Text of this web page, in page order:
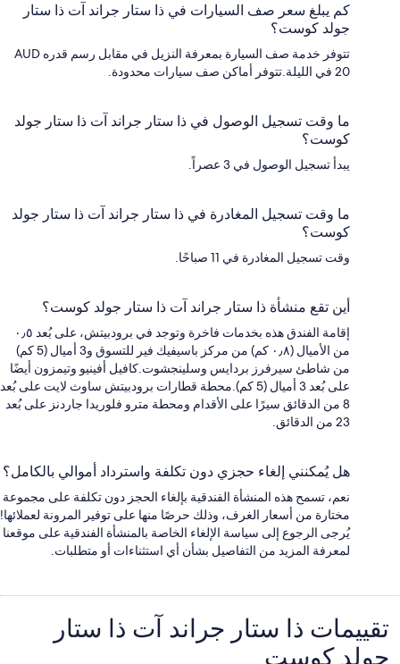
كم يبلغ سعر صف السيارات في ذا ستار جراند آت ذا ستار
جولد كوست؟
تتوفر خدمة صف السيارة بمعرفة النزيل في مقابل رسم قدره AUD
20 في الليلة.تتوفر أماكن صف سيارات محدودة.
ما وقت تسجيل الوصول في ذا ستار جراند آت ذا ستار جولد
كوست؟
يبدأ تسجيل الوصول في 3 عصراً.
ما وقت تسجيل المغادرة في ذا ستار جراند آت ذا ستار جولد
كوست؟
وقت تسجيل المغادرة في 11 صباحًا.
أين تقع منشأة ذا ستار جراند آت ذا ستار جولد كوست؟
إقامة الفندق هذه بخدمات فاخرة وتوجد في برودبيتش، على بُعد ٠٫٥
من الأميال (٠٫٨ كم) من مركز باسيفيك فير للتسوق و3 أميال (5 كم)
من شاطئ سيرفرز بردايس وسلينجشوت.كافيل أفينيو وتيمزون أيضًا
على بُعد 3 أميال (5 كم).محطة قطارات برودبيتش ساوث لايت على بُعد
8 من الدقائق سيرًا على الأقدام ومحطة مترو فلوريدا جاردنز على بُعد
23 من الدقائق.
هل يُمكنني إلغاء حجزي دون تكلفة واسترداد أموالي بالكامل؟
نعم، تسمح هذه المنشأة الفندقية بإلغاء الحجز دون تكلفة على مجموعة
مختارة من أسعار الغرف، وذلك حرصًا منها على توفير المرونة لعملائها!
يُرجى الرجوع إلى سياسة الإلغاء الخاصة بالمنشأة الفندقية على موقعنا
لمعرفة المزيد من التفاصيل بشأن أي استثناءات أو متطلبات.
التقييمات تقييمات ⁦ذا ستار جراند آت ذا ستار
جولد كوست⁩